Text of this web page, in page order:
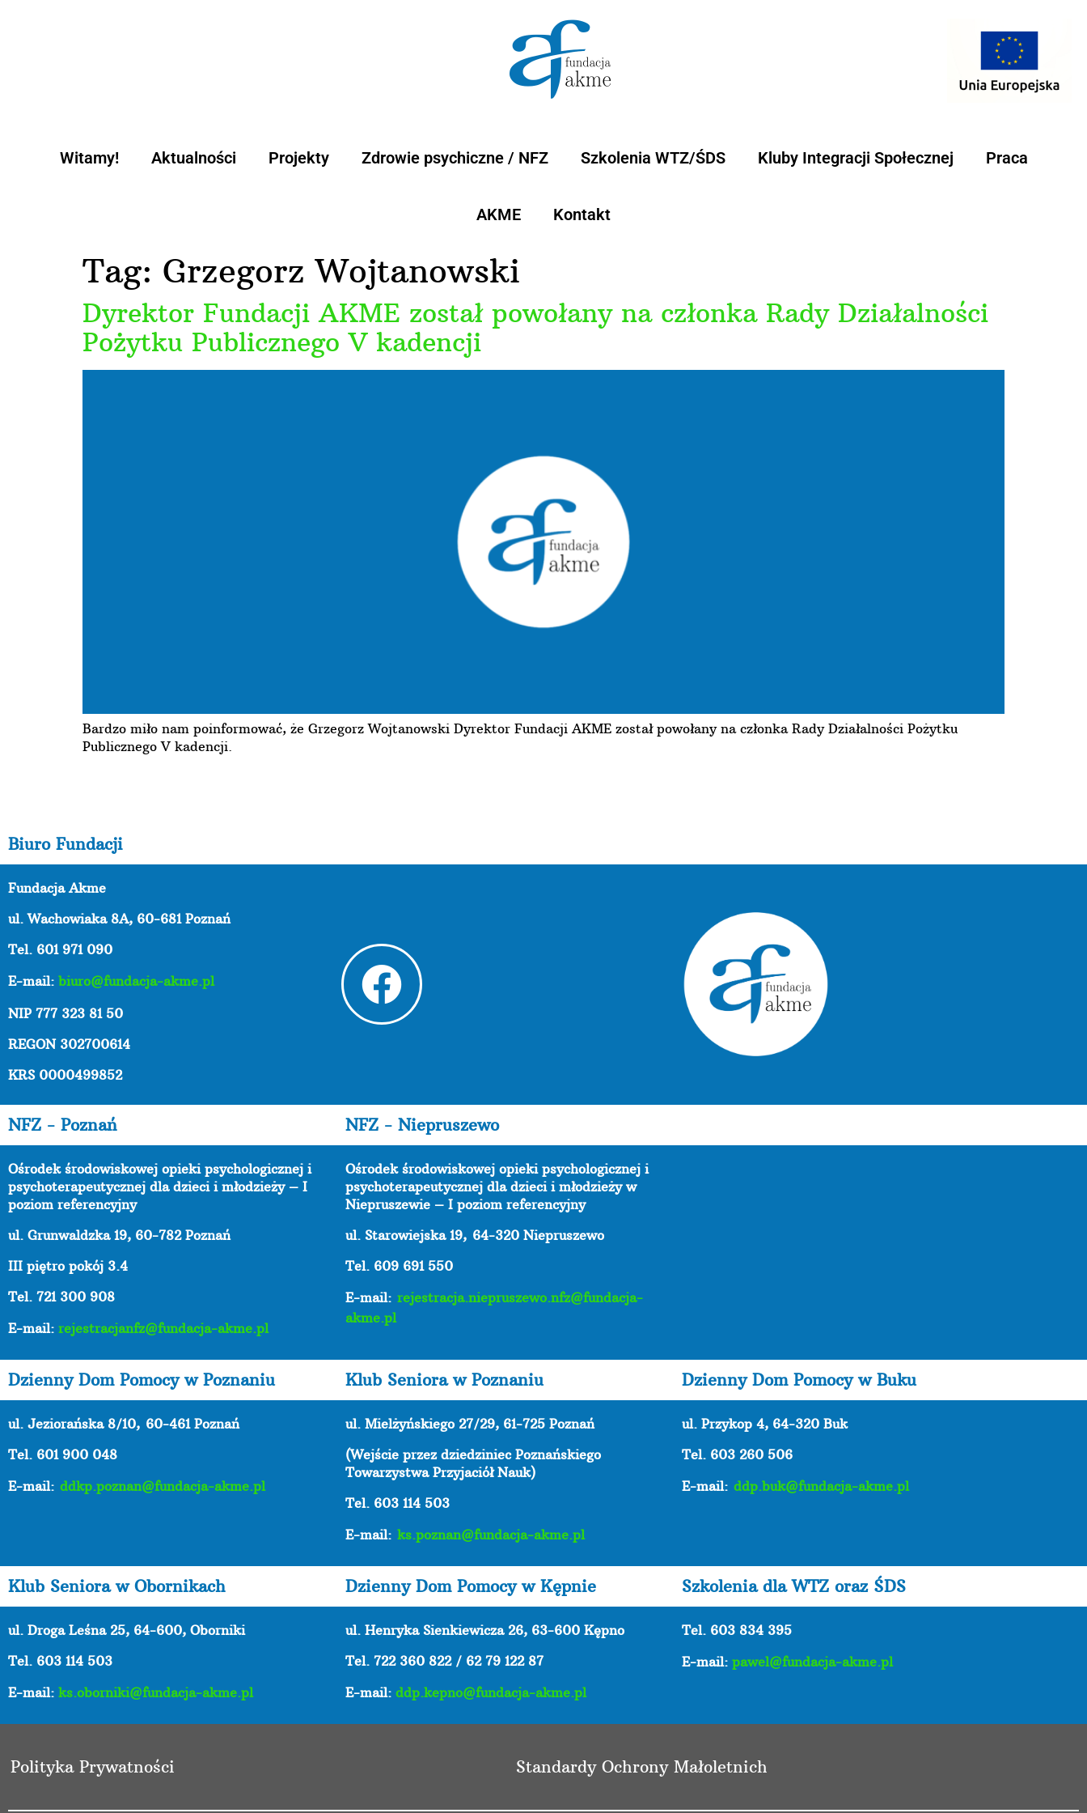
Witamy! Aktualności Projekty Zdrowie psychiczne / NFZ Szkolenia WTZ/ŚDS Kluby Integracji Społecznej Praca
AKME Kontakt
Tag: Grzegorz Wojtanowski
Dyrektor Fundacji AKME został powołany na członka Rady Działalności
Pożytku Publicznego V kadencji
Bardzo miło nam poinformować, że Grzegorz Wojtanowski Dyrektor Fundacji AKME został powołany na członka Rady Działalności Pożytku
Publicznego V kadencji.
Biuro Fundacji
Fundacja Akme
ul. Wachowiaka 8A, 60-681 Poznań
Tel. 601 971 090
E-mail: biuro@fundacja-akme.pl
NIP 777 323 81 50
REGON 302700614
KRS 0000499852
NFZ - Poznań NFZ - Niepruszewo
Ośrodek środowiskowej opieki psychologicznej i
psychoterapeutycznej dla dzieci i młodzieży – I
poziom referencyjny
ul. Grunwaldzka 19, 60-782 Poznań
III piętro pokój 3.4
Tel. 721 300 908
E-mail: rejestracjanfz@fundacja-akme.pl
Ośrodek środowiskowej opieki psychologicznej i
psychoterapeutycznej dla dzieci i młodzieży w
Niepruszewie – I poziom referencyjny
ul. Starowiejska 19, 64-320 Niepruszewo
Tel. 609 691 550
E-mail: rejestracja.niepruszewo.nfz@fundacja-
akme.pl
Dzienny Dom Pomocy w Poznaniu Klub Seniora w Poznaniu Dzienny Dom Pomocy w Buku
ul. Jeziorańska 8/10, 60-461 Poznań
Tel. 601 900 048
E-mail: ddkp.poznan@fundacja-akme.pl
ul. Mielżyńskiego 27/29, 61-725 Poznań
(Wejście przez dziedziniec Poznańskiego
Towarzystwa Przyjaciół Nauk)
Tel. 603 114 503
E-mail: ks.poznan@fundacja-akme.pl
ul. Przykop 4, 64-320 Buk
Tel. 603 260 506
E-mail:ddp.buk@fundacja-akme.pl
Klub Seniora w Obornikach Dzienny Dom Pomocy w Kępnie Szkolenia dla WTZ oraz ŚDS
ul. Droga Leśna 25, 64-600, Oborniki
Tel. 603 114 503
E-mail: ks.oborniki@fundacja-akme.pl
ul. Henryka Sienkiewicza 26, 63-600 Kępno
Tel. 722 360 822 / 62 79 122 87
E-mail: ddp.kepno@fundacja-akme.pl
Tel. 603 834 395
E-mail:pawel@fundacja-akme.pl
Polityka Prywatności Standardy Ochrony Małoletnich